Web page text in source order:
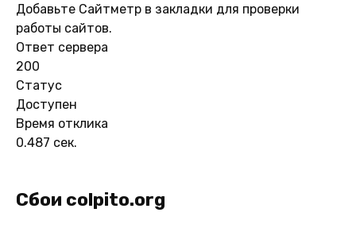
Добавьте Сайтметр в закладки для проверки
работы сайтов.
Ответ сервера
200
Статус
Доступен
Время отклика
0.487 сек.
Сбои colpito.org